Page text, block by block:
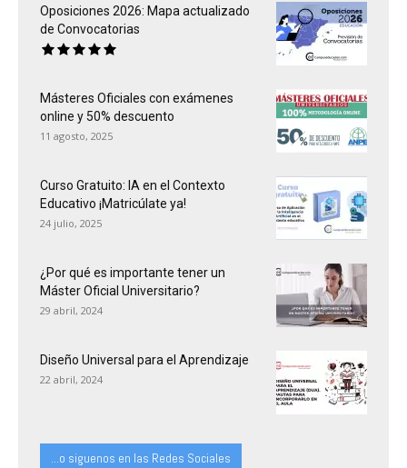
Oposiciones 2026: Mapa actualizado
de Convocatorias
Másteres Oficiales con exámenes
online y 50% descuento
11 agosto, 2025
Curso Gratuito: IA en el Contexto
Educativo ¡Matricúlate ya!
24 julio, 2025
¿Por qué es importante tener un
Máster Oficial Universitario?
29 abril, 2024
Diseño Universal para el Aprendizaje
22 abril, 2024
...o siguenos en las Redes Sociales